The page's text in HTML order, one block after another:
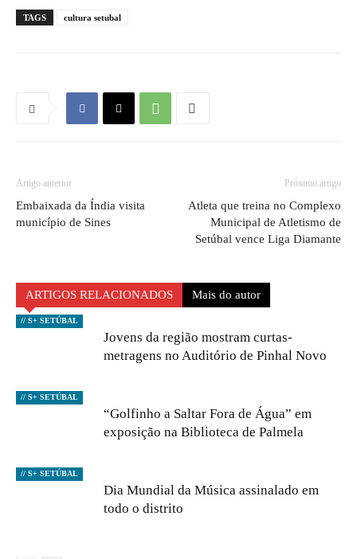
TAGS cultura setubal
Artigo anterior
Embaixada da Índia visita
município de Sines
Próximo artigo
Atleta que treina no Complexo
Municipal de Atletismo de
Setúbal vence Liga Diamante
ARTIGOS RELACIONADOS Mais do autor
// S+ SETÚBAL
Jovens da região mostram curtas-
metragens no Auditório de Pinhal Novo
// S+ SETÚBAL
“Golfinho a Saltar Fora de Água” em
exposição na Biblioteca de Palmela
// S+ SETÚBAL
Dia Mundial da Música assinalado em
todo o distrito